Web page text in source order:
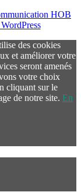
HOB
des cookies
et améliorer votre
seront amenés
votre choix
cliquant sur le
de notre site. En